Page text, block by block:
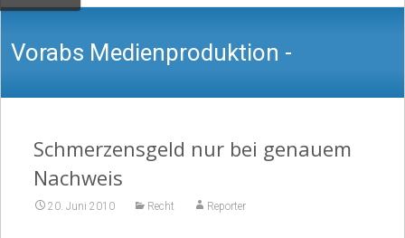
Vorabs Medienproduktion -
Nachrichten, Texte, Podcast, O-Töne,
Schmerzensgeld nur bei genauem
Nachweis
20. Juni 2010 Recht Reporter